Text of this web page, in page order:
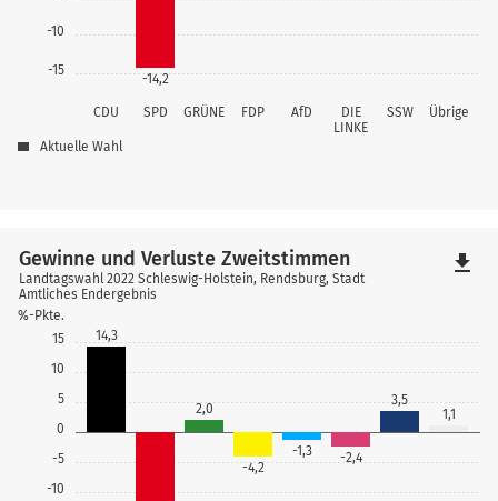
-15
-10
CDU SPD GRÜNE FDP AfD
DIE
LINKE
SSW Übrige
-14,2
Aktuelle Wahl
-10
-5
0
5
10
15
%-Pkte.
14,3
2,0
-4,2
-1,3 -2,4
3,5
1,1
Gewinne und Verluste Zweitstimmen
Landtagswahl 2022 Schleswig-Holstein, Rendsburg, Stadt
Amtliches Endergebnis
file_download